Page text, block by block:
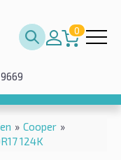
0
» Cooper »
124K